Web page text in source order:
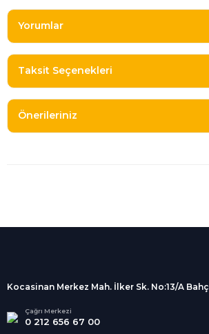
Yorumlar
Taksit Seçenekleri
Önerileriniz
Alışveriş
kargolanmaktadır.
Tüm Kredi Kartlarına taksit
seçenekleri
Kocasinan Merkez Mah. İlker Sk. No:13/A
Çağrı Merkezi
0 212 656 67 00